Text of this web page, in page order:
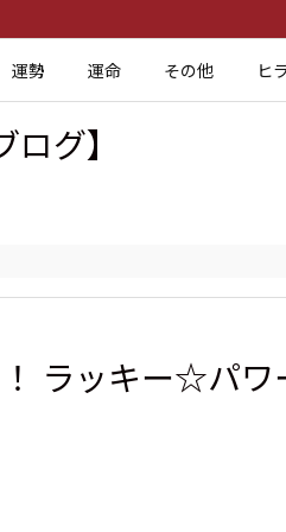
運勢 運命 その他 ヒ
グ】
ラッキー☆パワ